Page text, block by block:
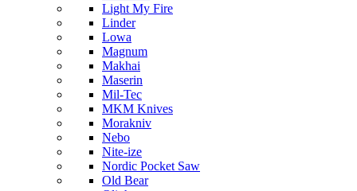
Light My Fire
Linder
Lowa
Magnum
Makhai
Maserin
Mil-Tec
MKM Knives
Morakniv
Nebo
Nite-ize
Nordic Pocket Saw
Old Bear